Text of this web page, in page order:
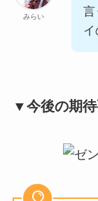
みらい
言
イ
▼今後の期